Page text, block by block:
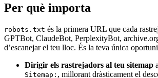
Per què importa
robots.txt és la primera URL que cada
GPTBot, ClaudeBot, PerplexityBot,
d’escanejar el teu lloc. És la teva única
Dirigir els rastrejadors al teu sitemap
Sitemap: , millorant dràsticament el